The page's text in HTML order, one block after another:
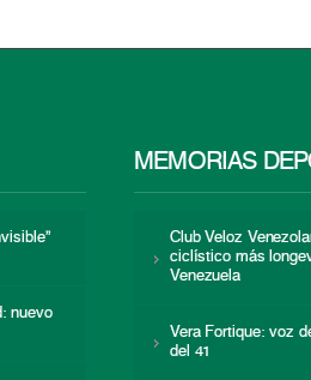
nuevo
MEMORIAS
Club Veloz
ciclístico más
Venezuela
Vera Fortique: voz
del 41